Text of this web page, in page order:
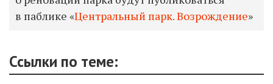
в паблике «Центральный парк. Возрождение»
Ссылки по теме: